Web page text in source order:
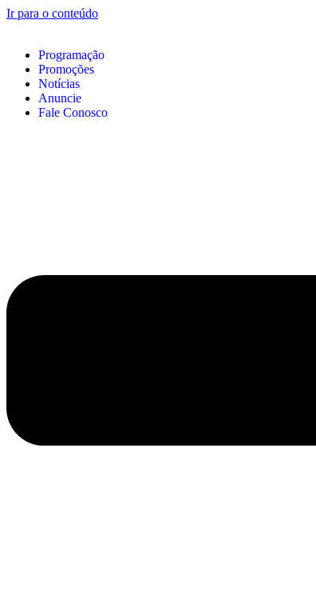
Ir para o conteúdo
Programação
Promoções
Notícias
Anuncie
Fale Conosco